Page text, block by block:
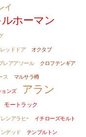
イ
ルホーマン
レッドドア オクタブ
レアアソール
クロフテンギア
ス マルサラ樽
ョンズ アラン
モートラック
ンアラヒｰ
イチローズモルト
デッド
テンプルトン